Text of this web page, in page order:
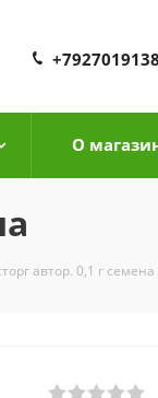
О
автор. 0,1 г семена